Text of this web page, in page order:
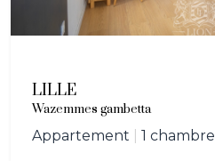
LILLE
Wazemmes gambetta
Appartement 1 chambre